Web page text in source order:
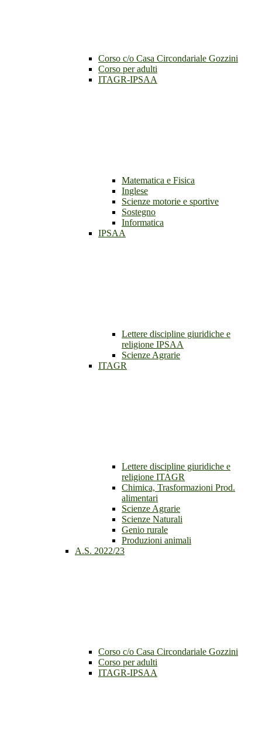
Corso c/o Casa Circondariale Gozzini
Corso per adulti
ITAGR-IPSAA
Matematica e Fisica
Inglese
Scienze motorie e sportive
Sostegno
Informatica
IPSAA
Lettere discipline giuridiche e
religione IPSAA
Scienze Agrarie
ITAGR
Lettere discipline giuridiche e
religione ITAGR
Chimica, Trasformazioni Prod.
alimentari
Scienze Agrarie
Scienze Naturali
Genio rurale
Produzioni animali
A.S. 2022/23
Corso c/o Casa Circondariale Gozzini
Corso per adulti
ITAGR-IPSAA